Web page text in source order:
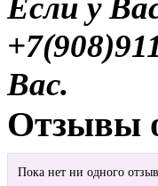
Вас.
Отзывы
Пока нет ни одного